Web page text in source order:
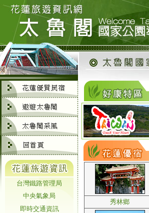
台灣鐵路管理局
中央氣象局
即時交通資訊
秀林鄉